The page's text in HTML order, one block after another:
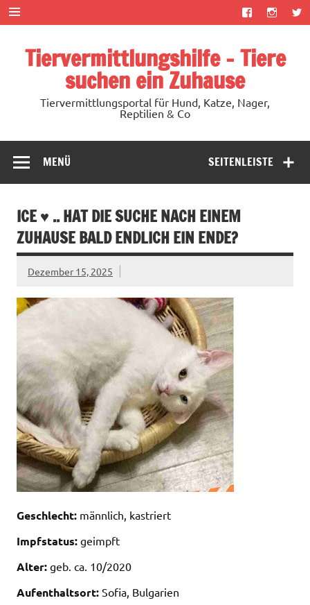
Zum
Inhalt
springen
Tiervermittlungshilfe – Tiere
suchen ein Zuhause
Tiervermittlungsportal für Hund, Katze, Nager,
Reptilien & Co
SEITENLEISTE
MENÜ
ICE ♥ .. HAT DIE SUCHE NACH EINEM
ZUHAUSE BALD ENDLICH EIN ENDE?
Dezember 15, 2025
Geschlecht: männlich, kastriert
Impfstatus: geimpft
Alter: geb. ca. 10/2020
Aufenthaltsort: Sofia, Bulgarien